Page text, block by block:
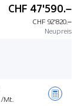
CHF 47'590.–
CHF 92'820.–
Neupreis
/Mt.